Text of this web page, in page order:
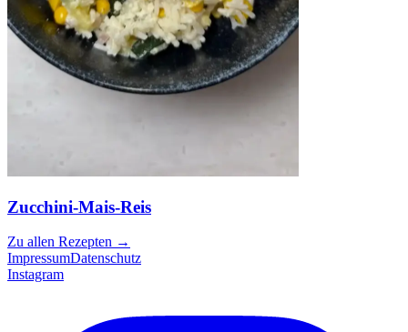
Zucchini-Mais-Reis
Zu allen Rezepten →
ImpressumDatenschutz
Instagram